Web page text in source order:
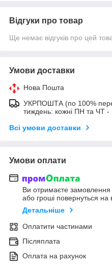
Відгуки про товар
Ще немає відгуків про цей
Умови доставки
Нова Пошта
УКРПОШТА (по 100%
тиждень: кожні ПН та
Всі умови доставки
Умови оплати
Ви отримаєте замовлення
або гроші повернуться на
Детальніше
Оплатити частинами
Післяплата
Оплата на рахунок